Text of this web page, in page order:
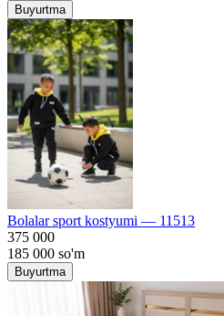
Buyurtma
Bolalar sport kostyumi — 11513
375 000
185 000 so'm
Buyurtma